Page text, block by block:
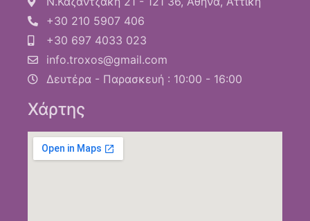
+30 210 5907 406
+30 697 4033 023
info.troxos@gmail.com
Δευτέρα - Παρασκευή : 10:00 - 16:00
Χάρτης